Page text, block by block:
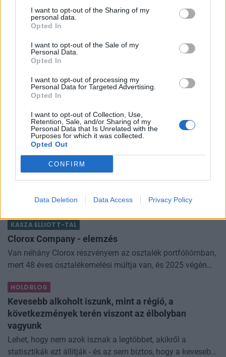
I want to opt-out of the Sharing of my
personal data.
Opted In
I want to opt-out of the Sale of my
Personal Data.
Opted In
I want to opt-out of processing my
Personal Data for Targeted Advertising.
Opted In
I want to opt-out of Collection, Use,
Retention, Sale, and/or Sharing of my
Personal Data that Is Unrelated with the
Purposes for which it was collected.
Opted Out
CONFIRM
Data Deletion Data Access Privacy Policy
BANKMONITOR
Otthon Start: visszaszáll a kamatversenybe az
Augusztus 10-tól 2,89 százalékos kamat mellett kínálja az
Otthon Start hitelt az UniCredit Bank, ez jelentős
megtakarítást jelenthet a standard évi 3 százalékos
kamathoz képest. De arról sem s
CHIKANSPLANET
A városok egyik legjobb klímafegyvere a fa, de a
legtöbb helyen még mindig nem ültetnek eleget
A városi hőségnek évente 350 ezren esnek áldozatául. Két
friss kutatás egybehangzó eredménye szerint a fakorona
KONYHAKONTROLLING
Csúcsidőben drágább áram?
felháborítóan hangzanak, de jobban megnézve
némi kellemetlenséggel is járnak. Az
KASZA ELLIOTT-TAL
Clorox Company - elemzés
Van néhány Clorox részvényem az osztalék portfóliómban,
mert 48 éves osztalékemelési múltja van, és 2025 végén
dividend king-et. Azt
HOLDBLOG
Kevesebb alkoholt iszunk, mint a régió, a
következmények terén viszont az élbolyban
vagyunk
Lehet, hogy nem azok isznak a legtöbbet, akikről a
statisztikák ezt állítják - és az sem biztos, hogy a kevesebb